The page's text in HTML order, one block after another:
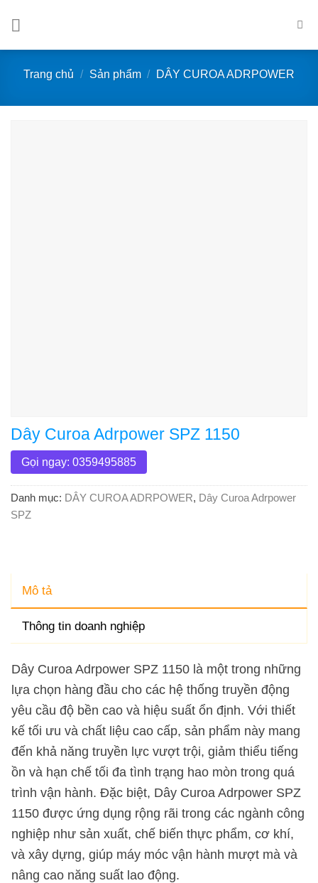
Trang chủ / Sản phẩm / DÂY CUROA ADRPOWER
Dây Curoa Adrpower SPZ 1150
Gọi ngay: 0359495885
Danh mục: DÂY CUROA ADRPOWER, Dây Curoa Adrpower
SPZ
Mô tả
Thông tin doanh nghiệp
Dây Curoa Adrpower SPZ 1150 là một trong những
lựa chọn hàng đầu cho các hệ thống truyền động
yêu cầu độ bền cao và hiệu suất ổn định. Với thiết
kế tối ưu và chất liệu cao cấp, sản phẩm này mang
đến khả năng truyền lực vượt trội, giảm thiểu tiếng
ồn và hạn chế tối đa tình trạng hao mòn trong quá
trình vận hành. Đặc biệt, Dây Curoa Adrpower SPZ
1150 được ứng dụng rộng rãi trong các ngành công
nghiệp như sản xuất, chế biến thực phẩm, cơ khí,
và xây dựng, giúp máy móc vận hành mượt mà và
nâng cao năng suất lao động.